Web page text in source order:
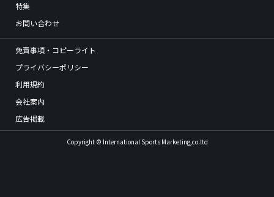
特集
お問い合わせ
免責事項・コピーライト
プライバシーポリシー
利用規約
会社案内
広告掲載
Copyright © International Sports Marketing,co.ltd